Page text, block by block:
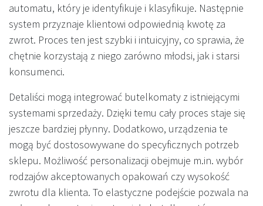
automatu, który je identyfikuje i klasyfikuje. Następnie
system przyznaje klientowi odpowiednią kwotę za
zwrot. Proces ten jest szybki i intuicyjny, co sprawia, że
chętnie korzystają z niego zarówno młodsi, jak i starsi
konsumenci.
Detaliści mogą integrować butelkomaty z istniejącymi
systemami sprzedaży. Dzięki temu cały proces staje się
jeszcze bardziej płynny. Dodatkowo, urządzenia te
mogą być dostosowywane do specyficznych potrzeb
sklepu. Możliwość personalizacji obejmuje m.in. wybór
rodzajów akceptowanych opakowań czy wysokość
zwrotu dla klienta. To elastyczne podejście pozwala na